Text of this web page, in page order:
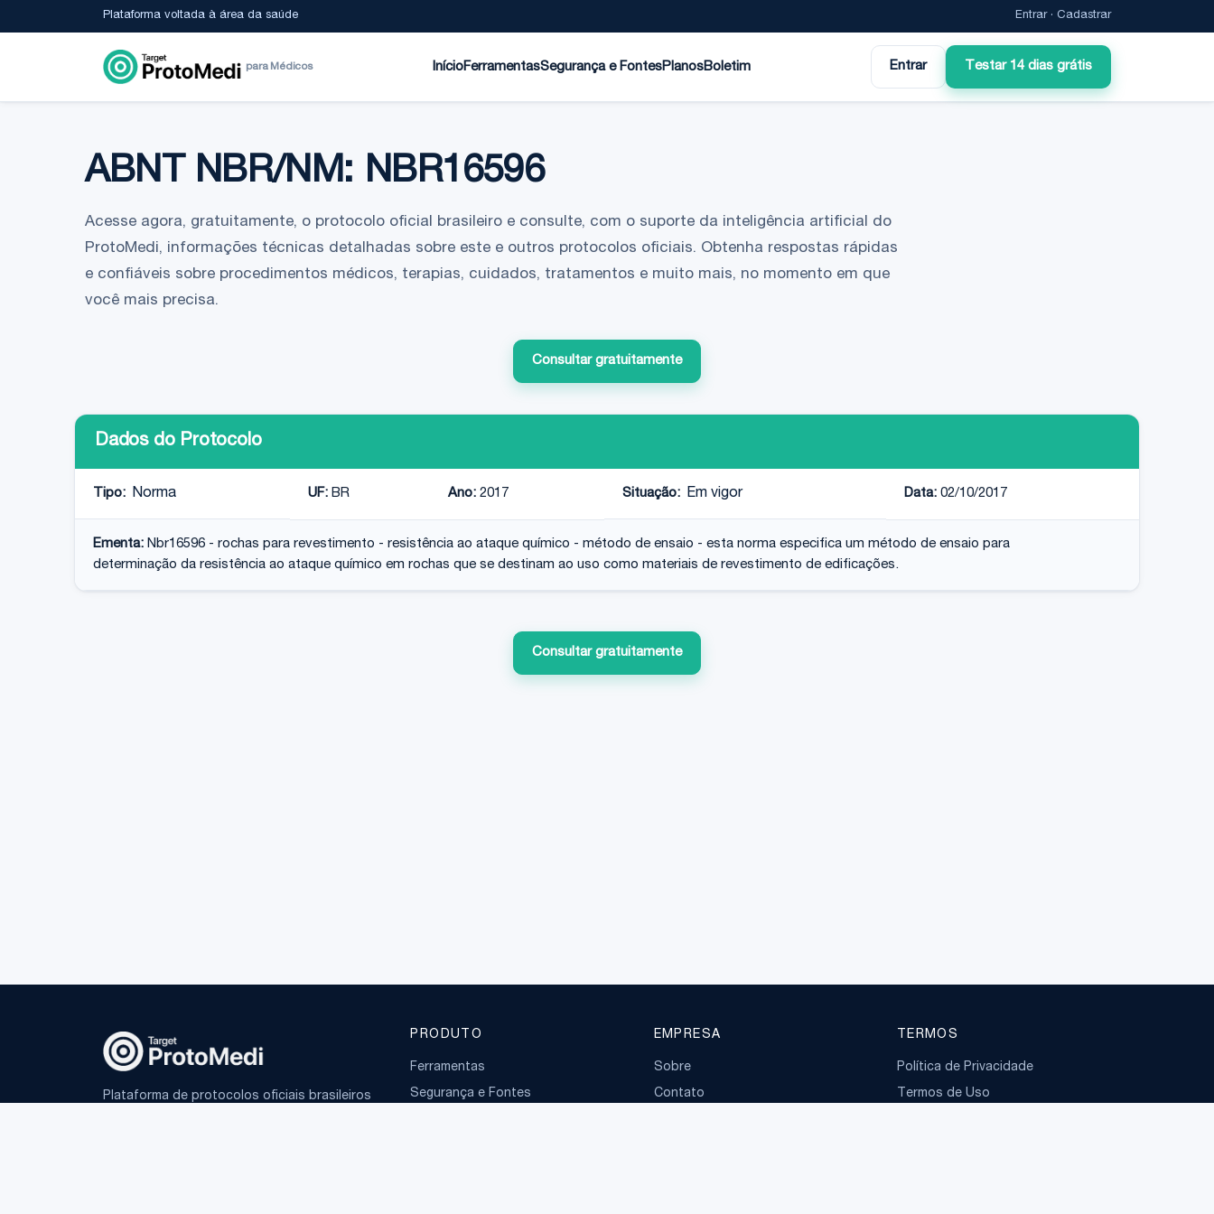
Plataforma voltada à área da saúde Entrar· Cadastrar
para Médicos InícioFerramentasSegurança e FontesPlanosBoletim Entrar Testar 14 dias grátis
ABNT NBR/NM: NBR16596
Acesse agora, gratuitamente, o protocolo oficial brasileiro e consulte, com o suporte da inteligência artificial do
ProtoMedi, informações técnicas detalhadas sobre este e outros protocolos oficiais. Obtenha respostas rápidas
e confiáveis sobre procedimentos médicos, terapias, cuidados, tratamentos e muito mais, no momento em que
você mais precisa.
Consultar gratuitamente
Dados do Protocolo
Tipo: Norma UF: BR Ano: 2017 Situação: Em vigor Data: 02/10/2017
Ementa: Nbr16596 - rochas para revestimento - resistência ao ataque químico - método de ensaio - esta norma especifica um método de ensaio para
determinação da resistência ao ataque químico em rochas que se destinam ao uso como materiais de revestimento de edificações.
Consultar gratuitamente
Plataforma de protocolos oficiais brasileiros
PRODUTO
Ferramentas
Segurança e Fontes
EMPRESA
Sobre
Contato
TERMOS
Política de Privacidade
Termos de Uso